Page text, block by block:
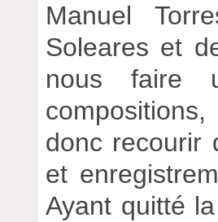
Manuel
Soleares et
nous faire
donc recourir
et
Ayant quitté